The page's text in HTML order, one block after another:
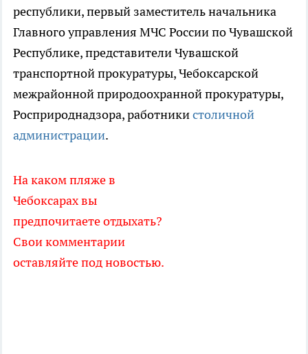
республики, первый заместитель начальника
Главного управления МЧС России по Чувашской
Республике, представители Чувашской
транспортной прокуратуры, Чебоксарской
межрайонной природоохранной прокуратуры,
Росприроднадзора, работникистоличной
администрации.
На каком пляже в
Чебоксарах вы
предпочитаете отдыхать?
Свои комментарии
оставляйте под новостью.